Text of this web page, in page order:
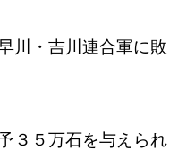
川・吉川連合軍に敗
３５万石を与えられ